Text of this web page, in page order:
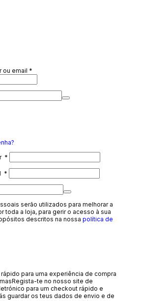
ou email *
*
*
serão utilizados para melhorar a
toda a loja, para gerir o acesso à sua
descritos na nossa política de
para uma experiência de compra
Regista-te no nosso site de
para um checkout rápido e
guardar os teus dados de envio e de